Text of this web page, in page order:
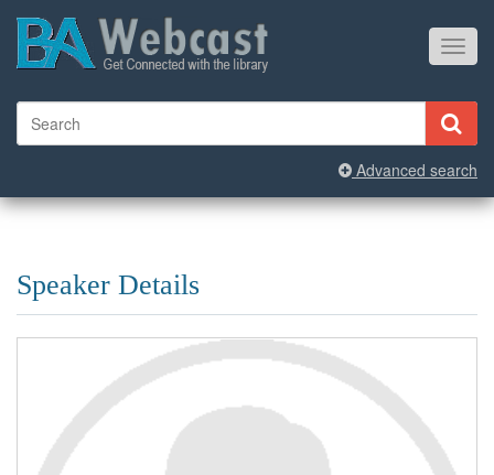
Advanced search
Speaker Details